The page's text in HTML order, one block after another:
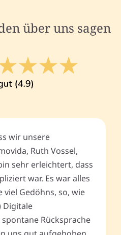
über uns sagen
wir unsere
Ruth Vossel,
sehr erleichtert, dass
war. Es war alles
Gedöhns, so, wie
Digitale
Rücksprache